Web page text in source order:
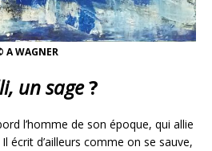
WAGNER
un sage?
l’homme de son époque, qui allie
écrit d’ailleurs comme on se sauve,